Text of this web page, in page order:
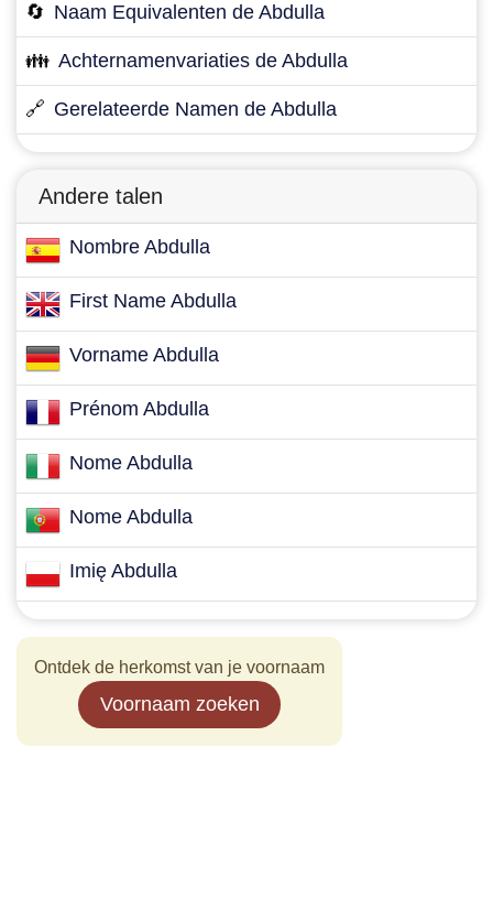
🔄 Naam Equivalenten de Abdulla
👪 Achternamenvariaties de Abdulla
🔗 Gerelateerde Namen de Abdulla
Andere talen
Nombre Abdulla
First Name Abdulla
Vorname Abdulla
Prénom Abdulla
Nome Abdulla
Nome Abdulla
Imię Abdulla
Ontdek de herkomst van je voornaam
Voornaam zoeken